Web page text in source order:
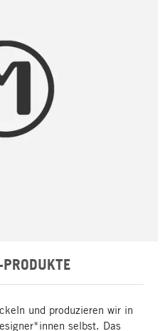
und produzieren wir in
selbst. Das